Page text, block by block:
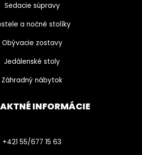
Sedacie súpravy
a nočné stolíky
Obývacie zostavy
Jedálenské stoly
Záhradný nábytok
INFORMÁCIE
+421 55/677 15 63